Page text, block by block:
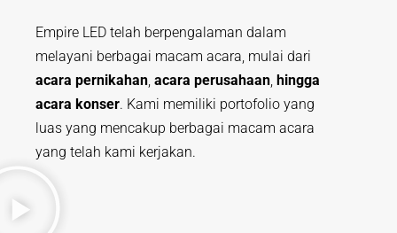
Empire LED telah berpengalaman dalam
melayani berbagai macam acara, mulai dari
acara pernikahan, acara perusahaan, hingga
acara konser. Kami memiliki portofolio yang
luas yang mencakup berbagai macam acara
yang telah kami kerjakan.